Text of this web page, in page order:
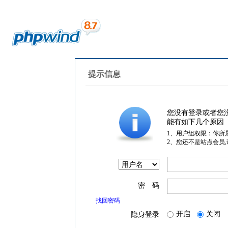
提示信息
您没有登录或者您
能有如下几个原因
1、用户组权限：你所
2、您还不是站点会员
密 码
找回密码
隐身登录 开启 关闭